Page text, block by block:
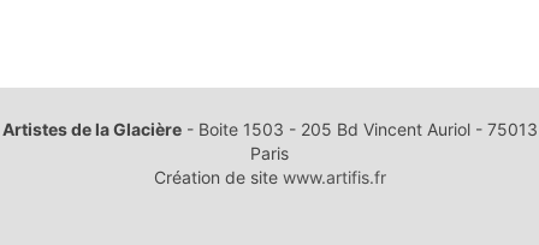
Artistes de la Glacière- Boite 1503 - 205 Bd Vincent Auriol - 75013
Paris
Création de site www.artifis.fr